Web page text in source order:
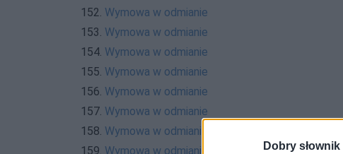
Dobry słownik
152. Wymowa w odmianie
153. Wymowa w odmianie
154. Wymowa w odmianie
155. Wymowa w odmianie
156. Wymowa w odmianie
157. Wymowa w odmianie
158. Wymowa w odmianie
159. Wymowa w odmianie